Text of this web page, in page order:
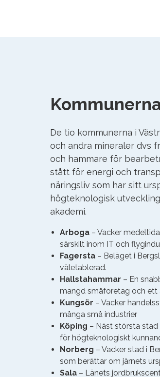
De tio kommunerna i
och andra mineraler dvs
och hammare för
stått för energi och
näringsliv som har sitt
högteknologisk
akademi.
Arboga – Vacker
särskilt inom IT och
Fagersta – Beläget i
väletablerad.
Hallstahammar – En
mängd småföretag och ett
Kungsör – Vacker
många små industrier
Köping – Näst största
för högteknologiskt
Norberg – Vacker stad i
som berättar om järnets
Sala – Länets